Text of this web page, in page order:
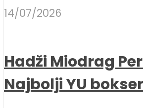
14/07/2026
Hadži Miodrag
Najbolji YU